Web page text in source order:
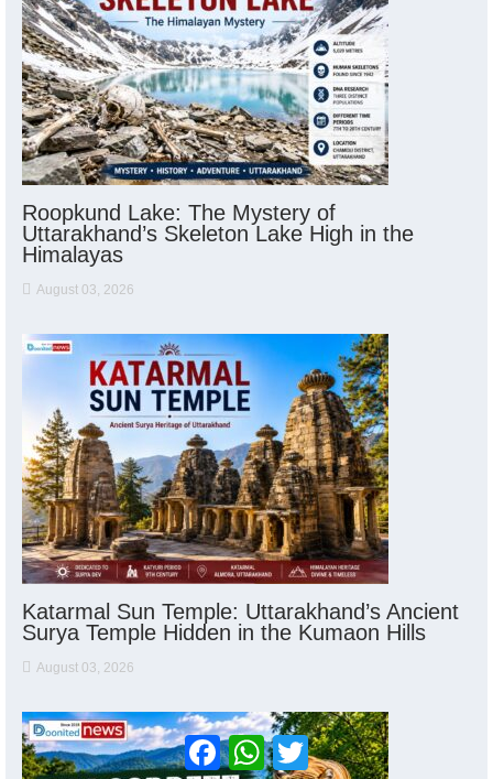
Roopkund Lake: The Mystery of
Uttarakhand’s Skeleton Lake High in the
Himalayas
August 03, 2026
Katarmal Sun Temple: Uttarakhand’s Ancient
Surya Temple Hidden in the Kumaon Hills
August 03, 2026
FacebookWhatsApp
Twitter